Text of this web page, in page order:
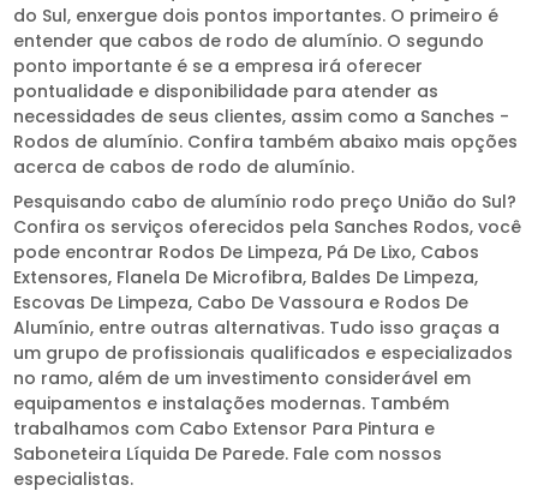
do Sul, enxergue dois pontos importantes. O primeiro é
entender que cabos de rodo de alumínio. O segundo
ponto importante é se a empresa irá oferecer
pontualidade e disponibilidade para atender as
necessidades de seus clientes, assim como a Sanches -
Rodos de alumínio. Confira também abaixo mais opções
acerca de cabos de rodo de alumínio.
Pesquisando cabo de alumínio rodo preço União do Sul?
Confira os serviços oferecidos pela Sanches Rodos, você
pode encontrar Rodos De Limpeza, Pá De Lixo, Cabos
Extensores, Flanela De Microfibra, Baldes De Limpeza,
Escovas De Limpeza, Cabo De Vassoura e Rodos De
Alumínio, entre outras alternativas. Tudo isso graças a
um grupo de profissionais qualificados e especializados
no ramo, além de um investimento considerável em
equipamentos e instalações modernas. Também
trabalhamos com Cabo Extensor Para Pintura e
Saboneteira Líquida De Parede. Fale com nossos
especialistas.